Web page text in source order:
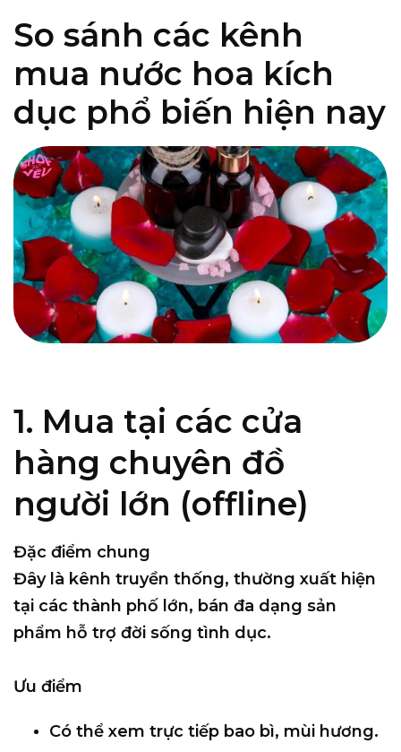
So sánh các kênh
mua nước hoa kích
dục phổ biến hiện nay
1. Mua tại các cửa
hàng chuyên đồ
người lớn (offline)
Đặc điểm chung
Đây là kênh truyền thống, thường xuất hiện
tại các thành phố lớn, bán đa dạng sản
phẩm hỗ trợ đời sống tình dục.
Ưu điểm
Có thể xem trực tiếp bao bì, mùi hương.